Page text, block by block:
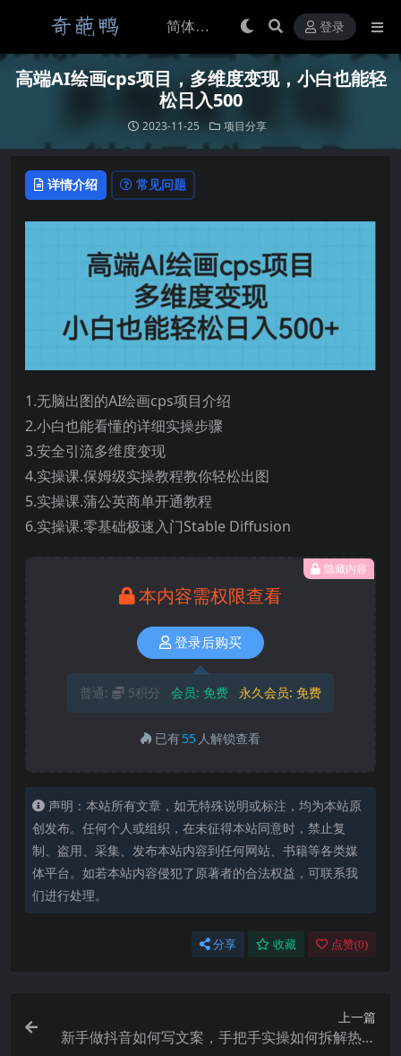
登录
高端AI绘画cps项目，多维度变现，小白也能轻
松日入500
2023-11-25 项目分享
详情介绍 常见问题
1.无脑出图的AI绘画cps项目介绍
2.小白也能看懂的详细实操步骤
3.安全引流多维度变现
4.实操课.保姆级实操教程教你轻松出图
5.实操课.蒲公英商单开通教程
6.实操课.零基础极速入门Stable Diffusion
隐藏内容
本内容需权限查看
登录后购买
普通: 5积分 会员: 免费 永久会员: 免费
已有55 人解锁查看
声明：本站所有文章，如无特殊说明或标注，均为本站原
创发布。任何个人或组织，在未征得本站同意时，禁止复
制、盗用、采集、发布本站内容到任何网站、书籍等各类媒
体平台。如若本站内容侵犯了原著者的合法权益，可联系我
们进行处理。
分享 收藏 点赞(0)
上一篇
新手做抖音如何写文案，手把手实操如何拆解热门